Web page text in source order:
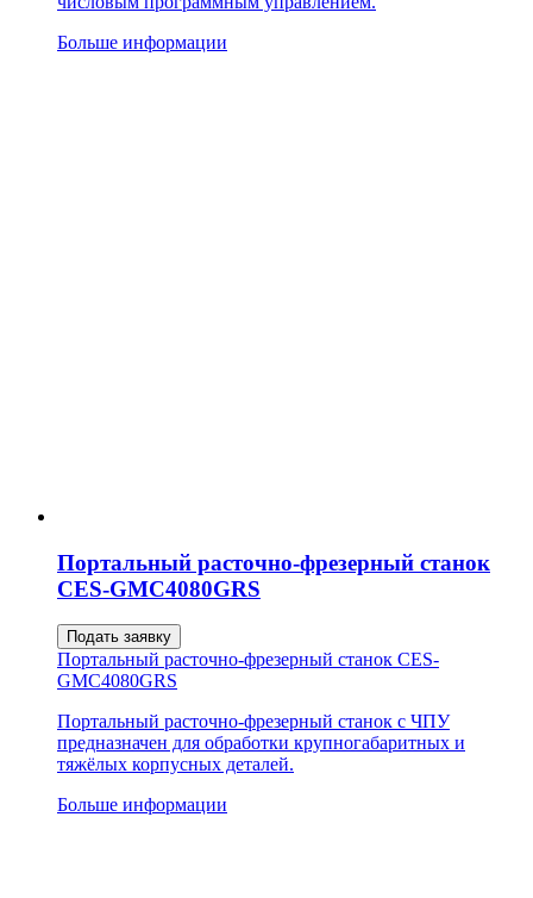
Больше информации
Портальный расточно-фрезерный станок
CES-GMC4080GRS
Подать заявку
Портальный расточно-фрезерный станок CES-
GMC4080GRS
Портальный расточно-фрезерный станок с ЧПУ
предназначен для обработки крупногабаритных и
тяжёлых корпусных деталей.
Больше информации